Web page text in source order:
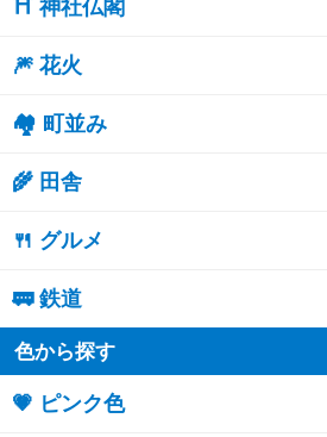
⛩ 神社仏閣
🎆 花火
🏘 町並み
🌾 田舎
🍴 グルメ
🚃 鉄道
色から探す
💗 ピンク色